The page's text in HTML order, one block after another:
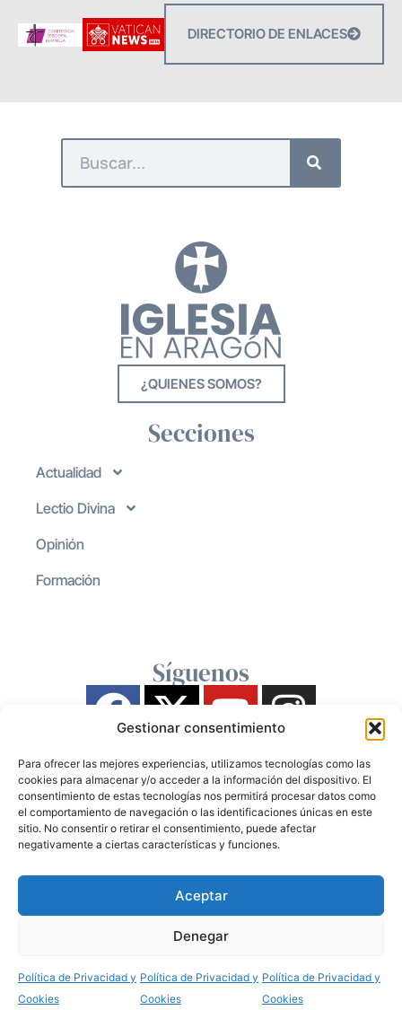
Gestionar consentimiento
Para ofrecer las mejores experiencias, utilizamos tecnologías como las
cookies para almacenar y/o acceder a la información del dispositivo. El
consentimiento de estas tecnologías nos permitirá procesar datos como
el comportamiento de navegación o las identificaciones únicas en este
sitio. No consentir o retirar el consentimiento, puede afectar
negativamente a ciertas características y funciones.
Aceptar
Denegar
Política de Privacidad y
Cookies
Política de Privacidad y
Cookies
Política de Privacidad y
Cookies
DIRECTORIO DE ENLACES
¿QUIENES SOMOS?
Secciones
Actualidad
Lectio Divina
Opinión
Formación
Síguenos